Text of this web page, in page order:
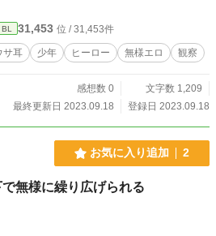
BL 31,453 位 / 31,453件
サ耳 少年 ヒーロー 無様エロ 観察
感想数 0
文字数 1,209
最終更新日 2023.09.18
登録日 2023.09.18
お気に入り追加 2
無様に繰り広げられる